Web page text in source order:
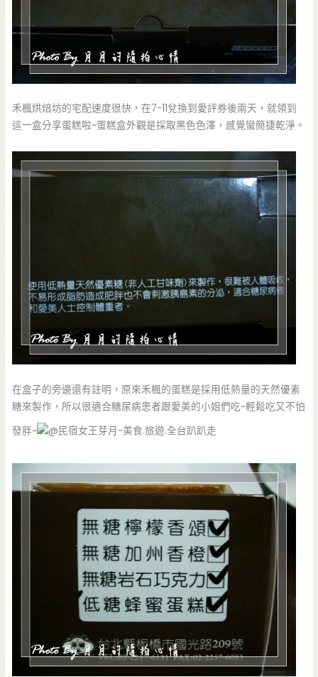
禾楓烘焙坊的宅配速度很快，在7-11兌換到愛評券後兩天，就領到
這一盒分享蛋糕啦~蛋糕盒外觀是採取黑色色澤，感覺蠻簡捷乾淨。
在盒子的旁邊還有註明，原來禾楓的蛋糕是採用低熱量的天然優素
糖來製作，所以很適合糖尿病患者跟愛美的小姐們吃~輕鬆吃又不怕
發胖~